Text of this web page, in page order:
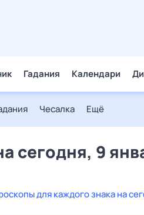
Гадания Календари
Чесалка Ещё
сегодня, 9
для каждого знака на